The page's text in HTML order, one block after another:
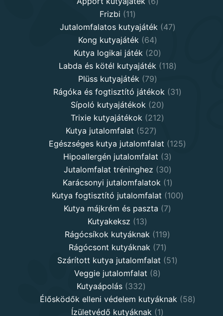
Frizbi 1111
products
Jutalomfalatos kutyajáték 4747
Kong kutyajáték 6464
products
Kutya logikai játék 2020
products
Labda és kötél kutyajáték 118118
Plüss kutyajáték 7979
products
Rágóka és fogtisztító játékok 3131
Sípoló kutyajátékok 2020
products
Trixie kutyajátékok 212212
Kutya jutalomfalat 527527
products
Egészséges kutya jutalomfalat 125125
Hipoallergén jutalomfalat 33
products
Jutalomfalat tréninghez 3030
products
Karácsonyi jutalomfalatok 11
product
Kutya fogtisztító jutalomfalat 100100
Kutya májkrém és paszta 77
Kutyakeksz 1313
products
Rágócsíkok kutyáknak 119119
Rágócsont kutyáknak 7171
products
Szárított kutya jutalomfalat 5151
Veggie jutalomfalat 88
Kutyaápolás 332332
products
Élősködők elleni védelem kutyáknak 5858
Ízületvédő kutyáknak 11